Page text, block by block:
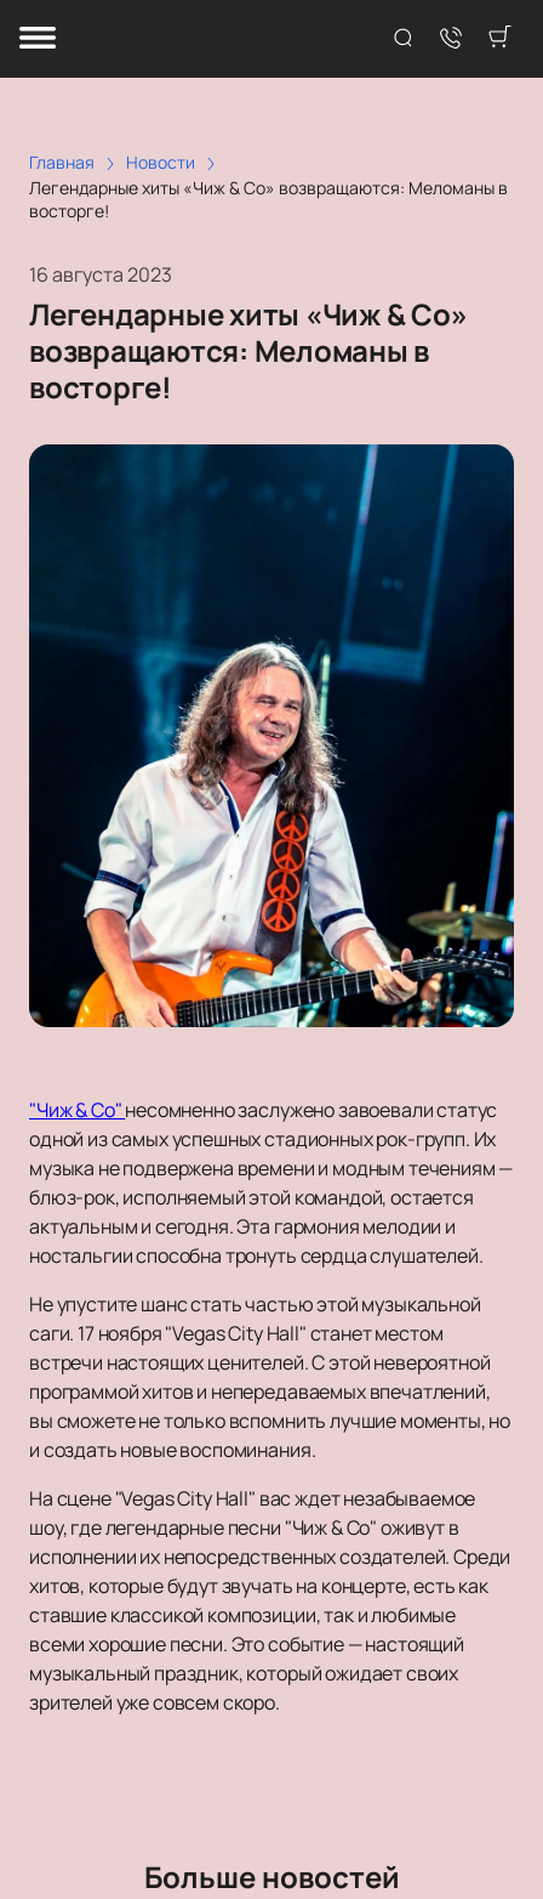
Главная
Новости
Легендарные хиты «Чиж & Co» возвращаются: Меломаны в
восторге!
16 августа 2023
Легендарные хиты «Чиж & Co»
возвращаются: Меломаны в
восторге!
"Чиж & Co"несомненно заслужено завоевали статус
одной из самых успешных стадионных рок-групп. Их
музыка не подвержена времени и модным течениям —
блюз-рок, исполняемый этой командой, остается
актуальным и сегодня. Эта гармония мелодии и
ностальгии способна тронуть сердца слушателей.
Не упустите шанс стать частью этой музыкальной
саги. 17 ноября "Vegas City Hall" станет местом
встречи настоящих ценителей. С этой невероятной
программой хитов и непередаваемых впечатлений,
вы сможете не только вспомнить лучшие моменты, но
и создать новые воспоминания.
На сцене "Vegas City Hall" вас ждет незабываемое
шоу, где легендарные песни "Чиж & Co" оживут в
исполнении их непосредственных создателей. Среди
хитов, которые будут звучать на концерте, есть как
ставшие классикой композиции, так и любимые
всеми хорошие песни. Это событие — настоящий
музыкальный праздник, который ожидает своих
зрителей уже совсем скоро.
Больше новостей